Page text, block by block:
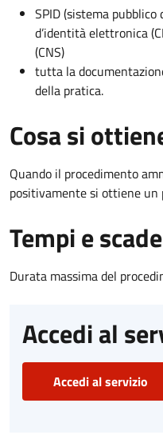
SPID (sistema
d’identità elettronica
(CNS)
tutta la
della pratica.
Cosa si
Quando il procedimento
positivamente si ottiene
Tempi e
Durata massima del
Accedi al
Accedi al servizio